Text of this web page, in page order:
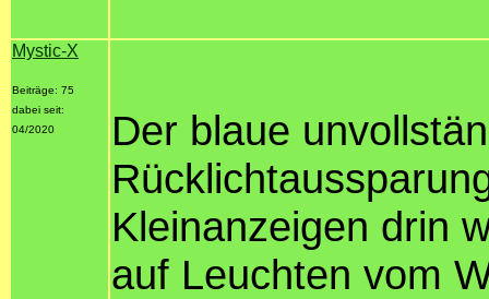
Mystic-X
Beiträge: 75
dabei seit:
04/2020
Der blaue
Kleinanzeigen drin
auf Leuchten vom